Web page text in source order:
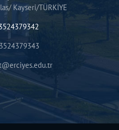
Kayseri/TÜRKİYE